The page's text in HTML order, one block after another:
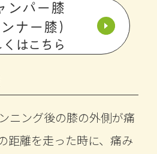
ンパー膝
ンナー膝）
くはこちら
ニング後の膝の外側が痛
距離を走った時に、痛み